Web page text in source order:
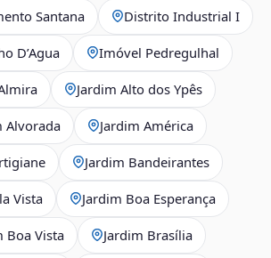
Santana Distrito Industrial I
D’Agua Imóvel Pedregulhal
Jardim Alto dos Ypês
Alvorada Jardim América
Jardim Bandeirantes
Vista Jardim Boa Esperança
Boa Vista Jardim Brasília